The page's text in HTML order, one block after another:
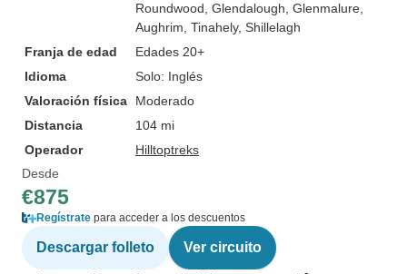
Roundwood , Glendalough , Glenmalure
Aughrim , Tinahely, Shillelagh
Franja de edad
Edades 20+
Idioma
Solo: Inglés
Valoración física
Moderado
Distancia
104 mi
Operador
Hilltoptreks
Desde
€875
Regístrate para acceder a los descuentos
Descargar folleto Ver circuito